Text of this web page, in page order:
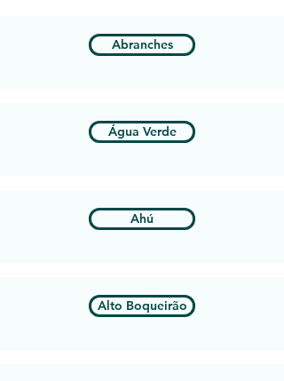
Abranches
Água Verde
Ahú
Alto Boqueirão